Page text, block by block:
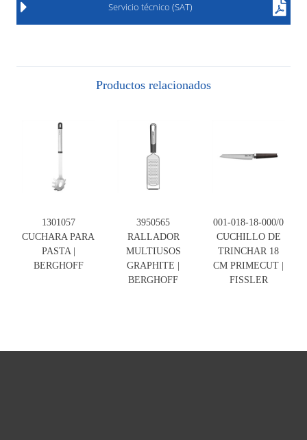
Servicio técnico (SAT)
Productos relacionados
1301057
CUCHARA PARA
PASTA |
BERGHOFF
3950565
RALLADOR
MULTIUSOS
GRAPHITE |
BERGHOFF
001-018-18-000/0
CUCHILLO DE
TRINCHAR 18
CM PRIMECUT |
FISSLER